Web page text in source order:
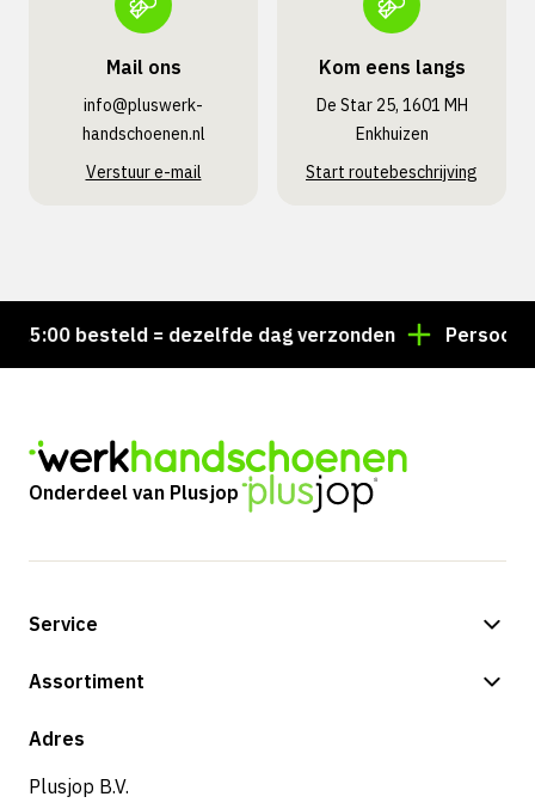
Mail ons
info@pluswerk­
handschoenen.nl
Verstuur e-mail
Kom eens langs
De Star 25, 1601 MH
Enkhuizen
Start routebeschrijving
besteld = dezelfde dag verzonden Persoonlijk
Onderdeel van Plusjop
Service
Betalingsmogelijkheden
Retouren & service
Assortiment
Shop
Adres
Plusjop B.V.